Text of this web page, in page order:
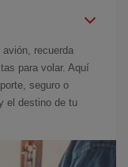
recuerda
para volar. Aquí
seguro o
el destino de tu